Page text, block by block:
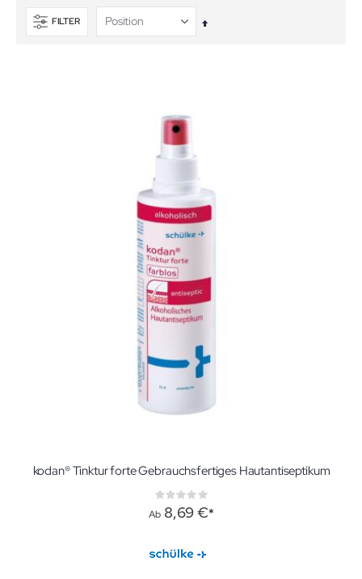
FILTER
In
kodan® Tinktur forte Gebrauchsfertiges Hautantiseptikum
Rating:
0%
Ab 8,69 €